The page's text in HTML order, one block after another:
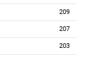
209
207
203